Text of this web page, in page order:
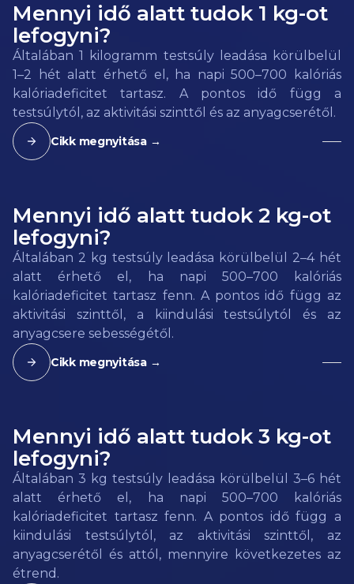
Mennyi idő alatt tudok 1 kg-ot
lefogyni?
Általában 1 kilogramm testsúly leadása körülbelül
1–2 hét alatt érhető el, ha napi 500–700 kalóriás
kalóriadeficitet tartasz. A pontos idő függ a
testsúlytól, az aktivitási szinttől és az anyagcserétől.
Cikk megnyitása →
Mennyi idő alatt tudok 2 kg-ot
lefogyni?
Általában 2 kg testsúly leadása körülbelül 2–4 hét
alatt érhető el, ha napi 500–700 kalóriás
kalóriadeficitet tartasz fenn. A pontos idő függ az
aktivitási szinttől, a kiindulási testsúlytól és az
anyagcsere sebességétől.
Cikk megnyitása →
Mennyi idő alatt tudok 3 kg-ot
lefogyni?
Általában 3 kg testsúly leadása körülbelül 3–6 hét
alatt érhető el, ha napi 500–700 kalóriás
kalóriadeficitet tartasz fenn. A pontos idő függ a
kiindulási testsúlytól, az aktivitási szinttől, az
anyagcserétől és attól, mennyire következetes az
étrend.